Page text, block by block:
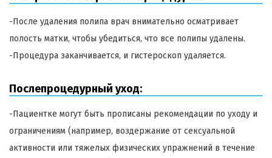
-После удаления полипа врач внимательно осматривает
полость матки, чтобы убедиться, что все полипы удалены.
-Процедура заканчивается, и гистероскоп удаляется.
Послепроцедурный уход:
-Пациентке могут быть прописаны рекомендации по уходу и
ограничениям (например, воздержание от сексуальной
активности или тяжелых физических упражнений в течение